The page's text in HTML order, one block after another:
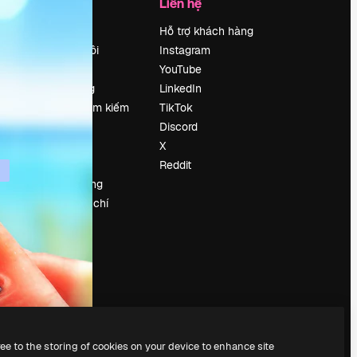
Về chúng tôi
Reviews
Tuyển dụng
Xu hướng tìm kiếm
Blog
Bán nội dung
Phòng báo chí
Hỗ trợ khách hàng
Instagram
YouTube
LinkedIn
TikTok
Discord
X
Reddit
to the storing of cookies on your device to enhance site